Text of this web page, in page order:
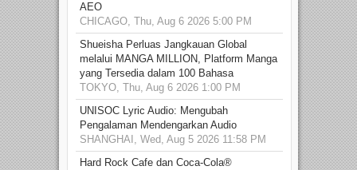
AEO
CHICAGO, Thu, Aug 6 2026 5:00 PM
Shueisha Perluas Jangkauan Global
melalui MANGA MILLION, Platform Manga
yang Tersedia dalam 100 Bahasa
TOKYO, Thu, Aug 6 2026 1:00 PM
UNISOC Lyric Audio: Mengubah
Pengalaman Mendengarkan Audio
SHANGHAI, Wed, Aug 5 2026 11:58 PM
Hard Rock Cafe dan Coca-Cola®